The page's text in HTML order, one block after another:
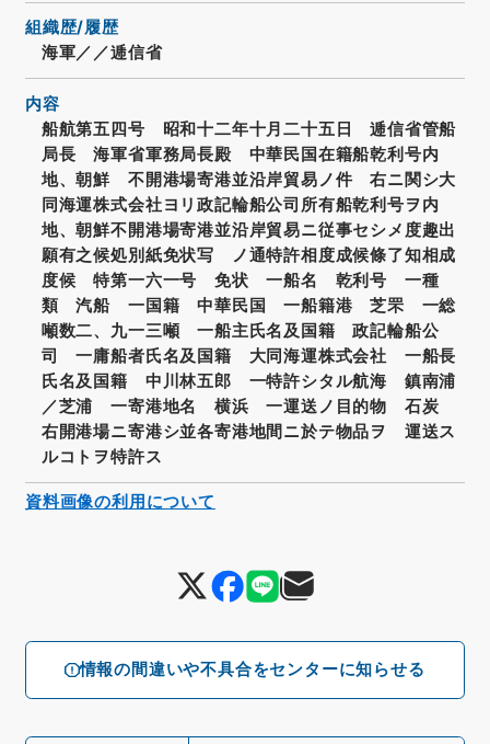
情報の間違いや不具合をセンターに知らせる
組織歴/履歴
海軍／／逓信省
内容
船航第五四号 昭和十二年十月二十五日 逓信省管船
局長 海軍省軍務局長殿 中華民国在籍船乾利号内
地、朝鮮 不開港場寄港並沿岸貿易ノ件 右ニ関シ大
同海運株式会社ヨリ政記輪船公司所有船乾利号ヲ内
地、朝鮮不開港場寄港並沿岸貿易ニ従事セシメ度趣出
願有之候処別紙免状写 ノ通特許相度成候條了知相成
度候 特第一六一号 免状 一船名 乾利号 一種
類 汽船 一国籍 中華民国 一船籍港 芝罘 一総
噸数二、九一三噸 一船主氏名及国籍 政記輪船公
司 一庸船者氏名及国籍 大同海運株式会社 一船長
氏名及国籍 中川林五郎 一特許シタル航海 鎮南浦
／芝浦 一寄港地名 横浜 一運送ノ目的物 石炭
右開港場ニ寄港シ並各寄港地間ニ於テ物品ヲ 運送ス
ルコトヲ特許ス
資料画像の利用について